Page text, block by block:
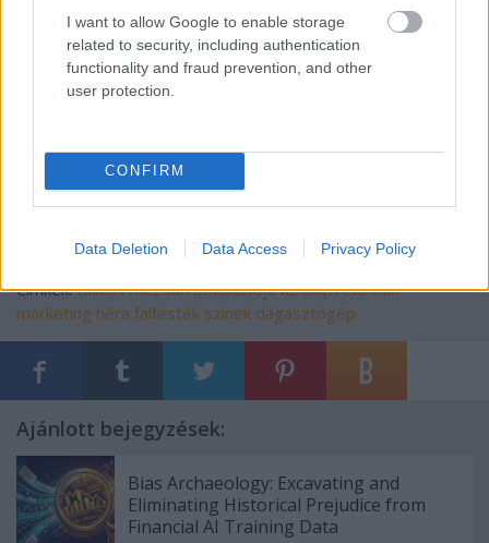
I want to allow Google to enable storage
related to security, including authentication
functionality and fraud prevention, and other
user protection.
CONFIRM
Data Deletion Data Access Privacy Policy
1. tálaló
2. héra falfesték színek
tálaló, héra falfesték színek, dagasztógép
Címkék:tálaló A kezdők útmutatója az alapvető cikk
marketing héra falfesték színek dagasztógép
Ajánlott bejegyzések:
Bias Archaeology: Excavating and
Eliminating Historical Prejudice from
Financial AI Training Data